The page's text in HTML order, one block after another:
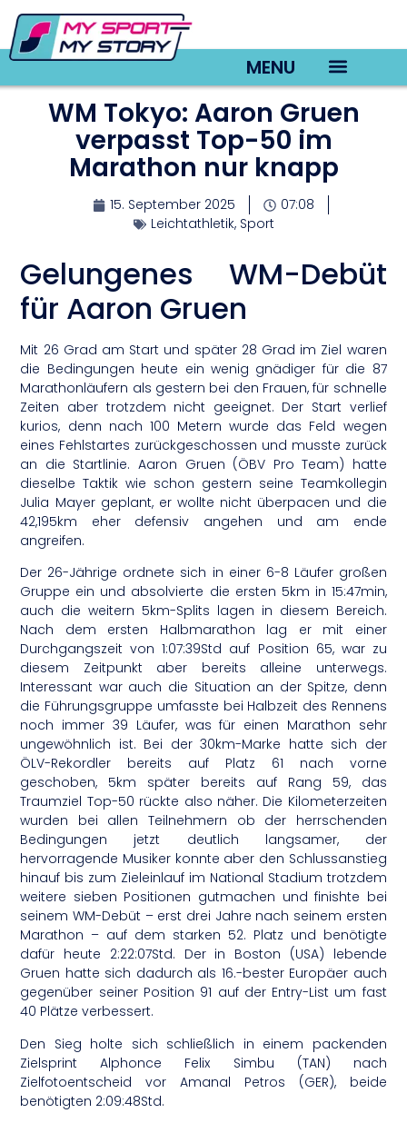
MENU
WM Tokyo: Aaron Gruen
verpasst Top-50 im
Marathon nur knapp
15. September 2025
07:08
Leichtathletik, Sport
Gelungenes WM-Debüt
für Aaron Gruen
Mit 26 Grad am Start und später 28 Grad im Ziel waren
die Bedingungen heute ein wenig gnädiger für die 87
Marathonläufern als gestern bei den Frauen, für schnelle
Zeiten aber trotzdem nicht geeignet. Der Start verlief
kurios, denn nach 100 Metern wurde das Feld wegen
eines Fehlstartes zurückgeschossen und musste zurück
an die Startlinie. Aaron Gruen (ÖBV Pro Team) hatte
dieselbe Taktik wie schon gestern seine Teamkollegin
Julia Mayer geplant, er wollte nicht überpacen und die
42,195km eher defensiv angehen und am ende
angreifen.
Der 26-Jährige ordnete sich in einer 6-8 Läufer großen
Gruppe ein und absolvierte die ersten 5km in 15:47min,
auch die weitern 5km-Splits lagen in diesem Bereich.
Nach dem ersten Halbmarathon lag er mit einer
Durchgangszeit von 1:07:39Std auf Position 65, war zu
diesem Zeitpunkt aber bereits alleine unterwegs.
Interessant war auch die Situation an der Spitze, denn
die Führungsgruppe umfasste bei Halbzeit des Rennens
noch immer 39 Läufer, was für einen Marathon sehr
ungewöhnlich ist. Bei der 30km-Marke hatte sich der
ÖLV-Rekordler bereits auf Platz 61 nach vorne
geschoben, 5km später bereits auf Rang 59, das
Traumziel Top-50 rückte also näher. Die Kilometerzeiten
wurden bei allen Teilnehmern ob der herrschenden
Bedingungen jetzt deutlich langsamer, der
hervorragende Musiker konnte aber den Schlussanstieg
hinauf bis zum Zieleinlauf im National Stadium trotzdem
weitere sieben Positionen gutmachen und finishte bei
seinem WM-Debüt – erst drei Jahre nach seinem ersten
Marathon – auf dem starken 52. Platz und benötigte
dafür heute 2:22:07Std. Der in Boston (USA) lebende
Gruen hatte sich dadurch als 16.-bester Europäer auch
gegenüber seiner Position 91 auf der Entry-List um fast
40 Plätze verbessert.
Den Sieg holte sich schließlich in einem packenden
Zielsprint Alphonce Felix Simbu (TAN) nach
Zielfotoentscheid vor Amanal Petros (GER), beide
benötigten 2:09:48Std.